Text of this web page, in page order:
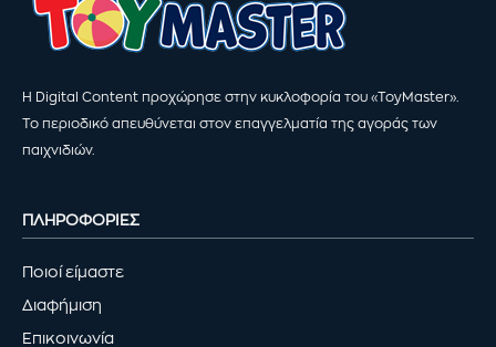
Η Digital Content προχώρησε στην κυκλοφορία του «ToyMaster».
Το περιοδικό απευθύνεται στον επαγγελματία της αγοράς των
παιχνιδιών.
ΠΛΗΡΟΦΟΡΙΕΣ
Ποιοί είμαστε
Διαφήμιση
Επικοινωνία